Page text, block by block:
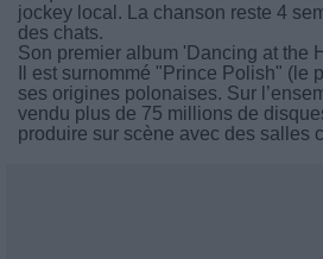
jockey local. La chanson reste 4
des chats.
Son premier album 'Dancing at the
Il est surnommé "Prince Polish" (le
ses origines polonaises. Sur
vendu plus de 75 millions de
produire sur scène avec des salles